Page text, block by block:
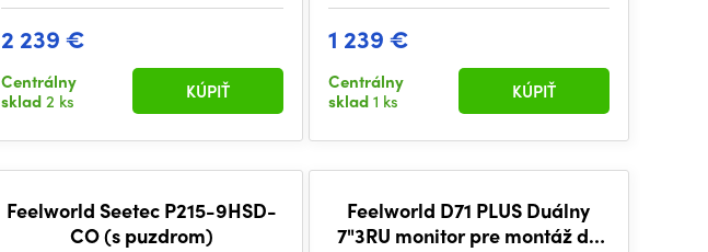
2 239 €
Centrálny
sklad2 ks KÚPIŤ
1 239 €
Centrálny
sklad1 ks KÚPIŤ
Feelworld Seetec P215-9HSD-
CO (s puzdrom)
Feelworld D71 PLUS Duálny
7"3RU monitor pre montáž do